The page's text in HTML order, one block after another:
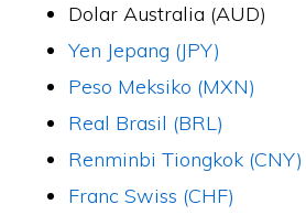
Dolar Australia (AUD)
Yen Jepang (JPY)
Peso Meksiko (MXN)
Real Brasil (BRL)
Renminbi Tiongkok (CNY)
Franc Swiss (CHF)